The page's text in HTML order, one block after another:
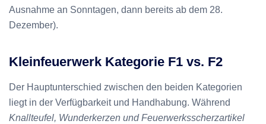
Ausnahme an Sonntagen, dann bereits ab dem 28.
Dezember).
Kleinfeuerwerk Kategorie F1 vs. F2
Der Hauptunterschied zwischen den beiden Kategorien
liegt in der Verfügbarkeit und Handhabung. Während
Knallteufel, Wunderkerzen und Feuerwerksscherzartikel